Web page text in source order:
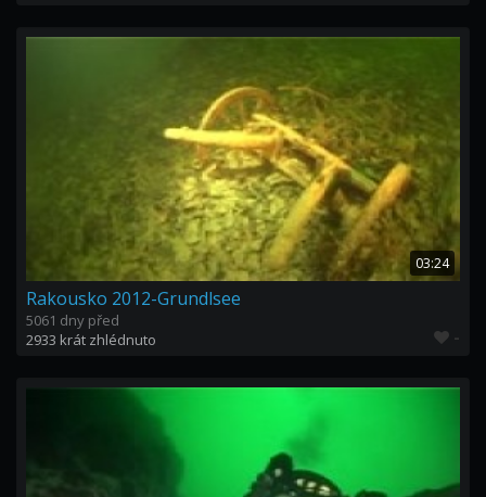
03:24
Rakousko 2012-Grundlsee
5061 dny před
2933 krát zhlédnuto
-